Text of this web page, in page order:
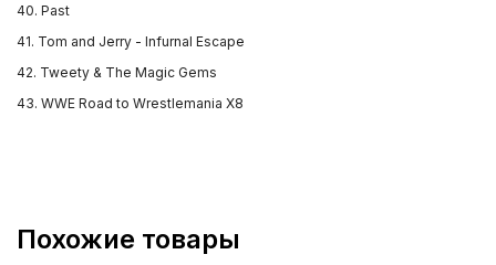
40. Past
41. Tom and Jerry - Infurnal Escape
42. Tweety & The Magic Gems
43. WWE Road to Wrestlemania X8
Похожие товары